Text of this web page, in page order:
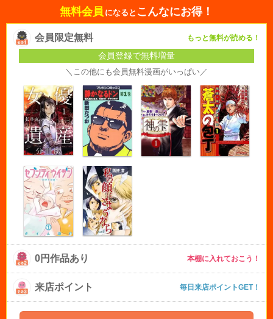
無料会員 になると こんなにお得！
会員限定無料 もっと無料が読める！
会員登録で無料増量
＼この他にも会員無料漫画がいっぱい／
0円作品あり 本棚に入れておこう！
来店ポイント 毎日来店ポイントGET！